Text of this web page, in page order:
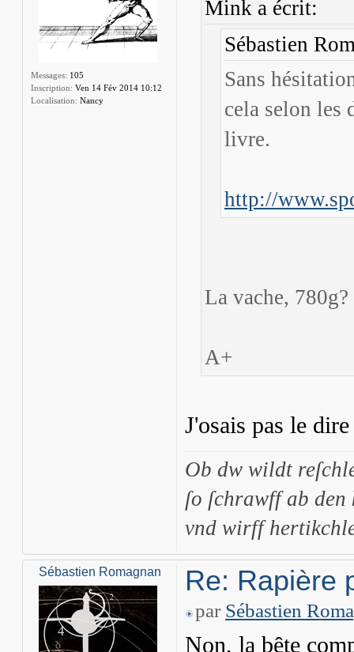
Messages: 105
Inscription: Ven 14 Fév 2014 10:12
Localisation: Nancy
Mink a écrit:
Sébastien
Sans
cela selon les
livre.
http://
La vache,
A+
J'osais pas le
Ob dw wildt
ſo ſchrawff ab
vnd wirff
Sébastien Romagnan Re: Rapière
par Sébastien
Non, la bête